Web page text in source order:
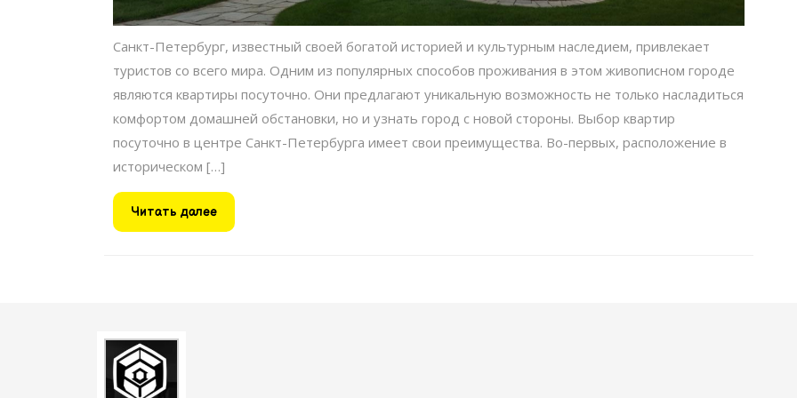
Санкт-Петербург, известный своей богатой историей и культурным наследием, привлекает
туристов со всего мира. Одним из популярных способов проживания в этом живописном городе
являются квартиры посуточно. Они предлагают уникальную возможность не только насладиться
комфортом домашней обстановки, но и узнать город с новой стороны. Выбор квартир
посуточно в центре Санкт-Петербурга имеет свои преимущества. Во-первых, расположение в
историческом […]
Читать далееЧитать
далее